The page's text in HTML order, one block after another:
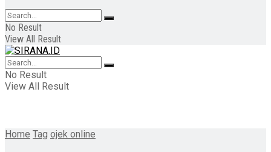
No Result
View All Result
No Result
View All Result
Home Tag ojek online